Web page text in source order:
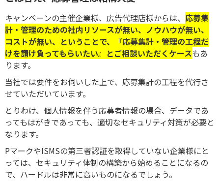
キャンペーンの主催企業様、広告代理店様からは、 応募集
計・管理のための社内リソースが無い、ノウハウが無い、
コストが無い、 ということで、『応募集計・管理の工程だ
けを請け負ってもらいたい』とご相談いただくケースもあ
ります。
当社では要件をお伺いした上で、応募集計の工程を代行さ
せていただいています。
とりわけ、個人情報を伴う応募者情報の場合、データであ
ってもはがきであっても、適切なセキュリティ対策が必要と
なります。
PマークやISMSの第三者認証を取得していない企業様にと
っては、セキュリティ体制の構築から始めることになるの
で、ハードルは非常に高いものになるでしょう。